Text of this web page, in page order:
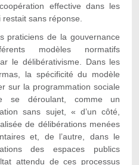
effective dans les
sans réponse.
praticiens de la gouvernance
modèles normatifs
le délibérativisme. Dans les
la spécificité du modèle
sur la programmation sociale
se déroulant, comme un
sans sujet, « d’un côté,
de délibérations menées
et, de l’autre, dans le
des espaces publics
attendu de ces processus